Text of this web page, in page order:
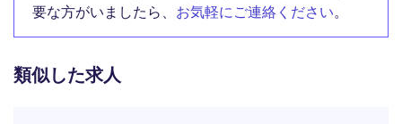
要な方がいましたら、 お気軽にご連絡ください。
類似した求人